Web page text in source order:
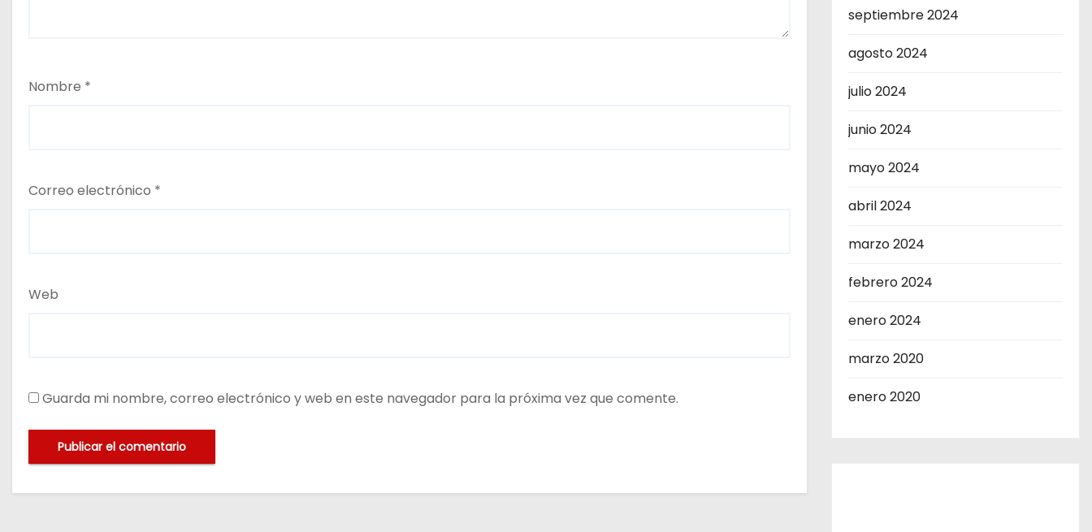
Nombre *
Correo electrónico *
Web
Guarda mi nombre, correo electrónico y web en este navegador para la próxima vez que comente.
septiembre 2024
agosto 2024
julio 2024
junio 2024
mayo 2024
abril 2024
marzo 2024
febrero 2024
enero 2024
marzo 2020
enero 2020